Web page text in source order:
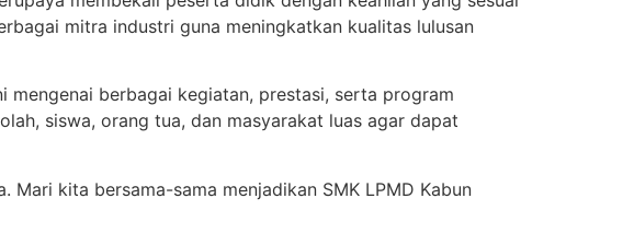
mitra industri guna meningkatkan kualitas lulusan
berbagai kegiatan, prestasi, serta program
siswa, orang tua, dan masyarakat luas agar dapat
kita bersama-sama menjadikan SMK LPMD Kabun